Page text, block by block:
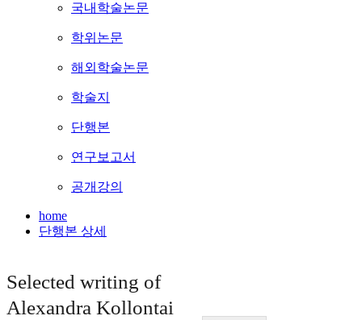
국내학술논문
학위논문
해외학술논문
학술지
단행본
연구보고서
공개강의
home
단행본 상세
Selected writing of
Alexandra Kollontai